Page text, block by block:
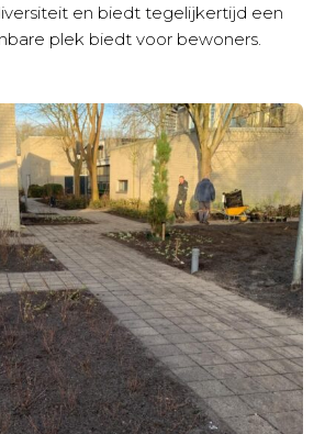
en biedt tegelijkertijd een
plek biedt voor bewoners.